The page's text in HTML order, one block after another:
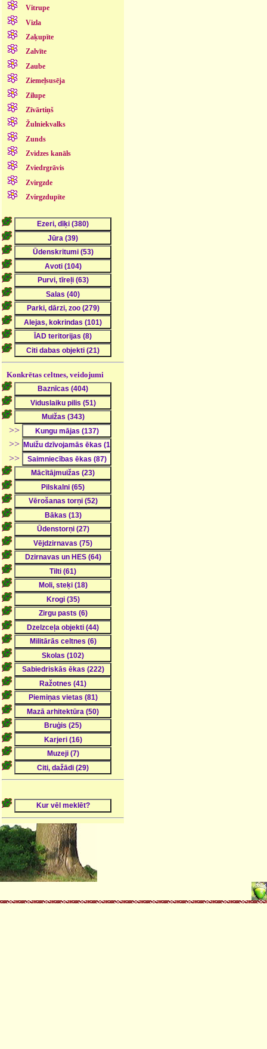
Vitrupe
Vizla
Zaķupīte
Zalvīte
Zaube
Ziemeļsusēja
Zilupe
Zīvārtiņš
Žulniekvalks
Zunds
Zvidzes kanāls
Zviedrgrāvis
Zvirgzde
Zvirgzdupīte
Konkrētas celtnes, veidojumi
>>
>>
>>